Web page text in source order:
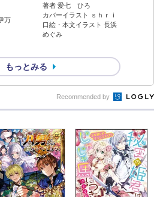
万
著者 愛七 ひろ
カバーイラスト ｓｈｒｉ
口絵・本文イラスト 長浜
めぐみ
もっとみる
Recommended by